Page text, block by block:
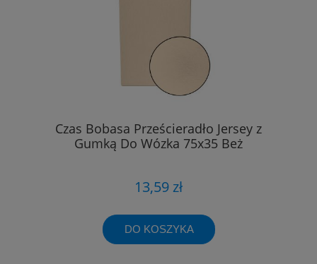
Czas Bobasa Prześcieradło Jersey z
Gumką Do Wózka 75x35 Beż
13,59 zł
DO KOSZYKA